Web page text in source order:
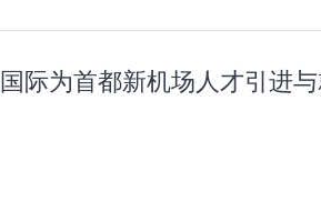
际为首都新机场人才引进